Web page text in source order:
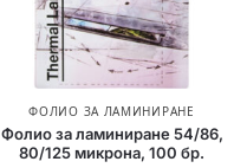
ФОЛИО ЗА ЛАМИНИРАНЕ
Фолио за ламиниране 54/86,
80/125 микрона, 100 бр.